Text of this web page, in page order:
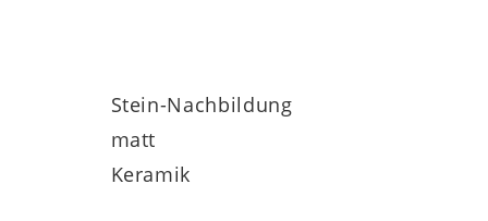
des Couchtischs von ca. 88 cm bis
der Tisch perfekt an unterschiedlich
Stein-Nachbildung
matt
Keramik